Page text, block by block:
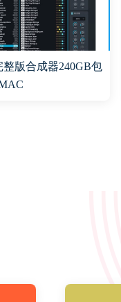
整版合成器240GB包